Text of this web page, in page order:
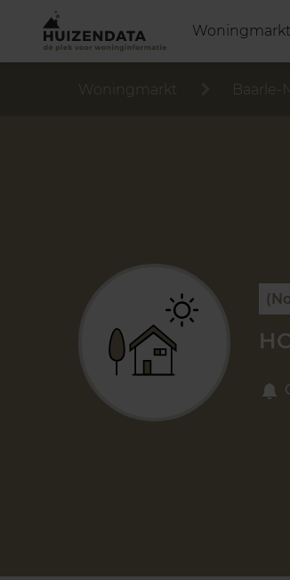
Woningmarkt
Woningmarkt Baarle-